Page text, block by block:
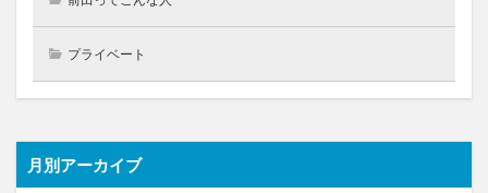
プライベート
月別アーカイブ